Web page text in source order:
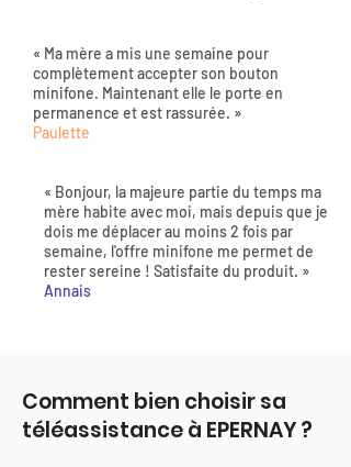
« Ma mère a mis une semaine pour
complètement accepter son bouton
minifone. Maintenant elle le porte en
permanence et est rassurée. »
Paulette
« Bonjour, la majeure partie du temps ma
mère habite avec moi, mais depuis que je
dois me déplacer au moins 2 fois par
semaine, l'offre minifone me permet de
rester sereine ! Satisfaite du produit. »
Annais
Comment bien choisir sa
téléassistance à EPERNAY ?